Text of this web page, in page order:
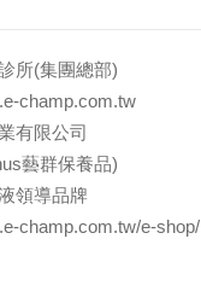
所(集團總部)
champ.com.tw
有限公司
藝群保養品)
領導品牌
champ.com.tw/e-shop/